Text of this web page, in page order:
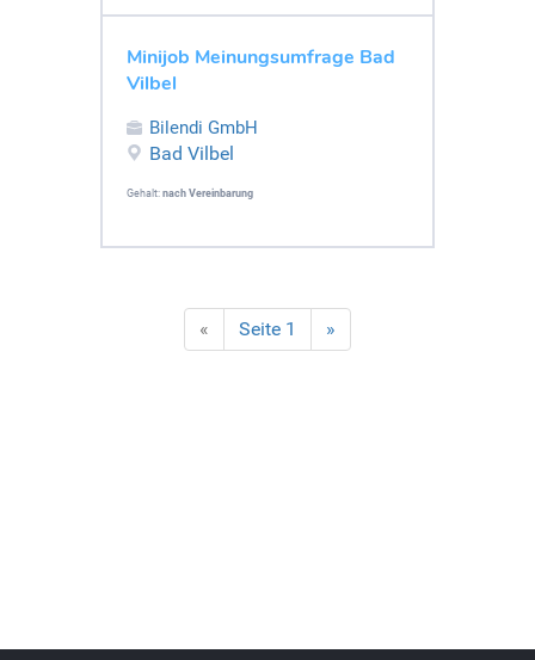
Minijob Meinungsumfrage Bad
Vilbel
Bilendi GmbH
Bad Vilbel
Gehalt: nach Vereinbarung
« Seite 1 »